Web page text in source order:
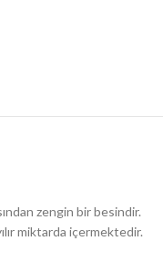
zengin bir besindir.
miktarda içermektedir.